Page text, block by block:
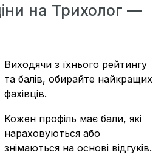
на Трихолог —
Виходячи з їхнього рейтингу
та балів, обирайте найкращих
фахівців.
Кожен профіль має бали, які
нараховуються або
знімаються на основі відгуків.